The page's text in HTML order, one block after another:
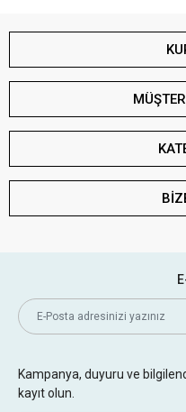
Kampanya, duyuru ve
kayıt olun.